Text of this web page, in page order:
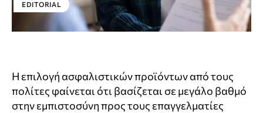
EDITORIAL
Η επιλογή ασφαλιστικών προϊόντων από τους
πολίτες φαίνεται ότι βασίζεται σε μεγάλο βαθμό
στην εμπιστοσύνη προς τους επαγγελματίες